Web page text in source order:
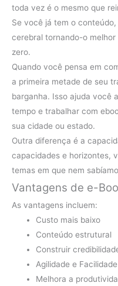
toda vez é o mesmo que
Se você já tem o
cerebral tornando-o
zero.
Quando você pensa em
a primeira metade de seu
barganha. Isso ajuda você
tempo e trabalhar com
sua cidade ou estado.
Outra diferença é a
capacidades e horizontes,
temas em que nem
Vantagens de e-
As vantagens incluem:
Custo mais baixo
Conteúdo estrutural
Construir
Agilidade e Facilidade
Melhora a